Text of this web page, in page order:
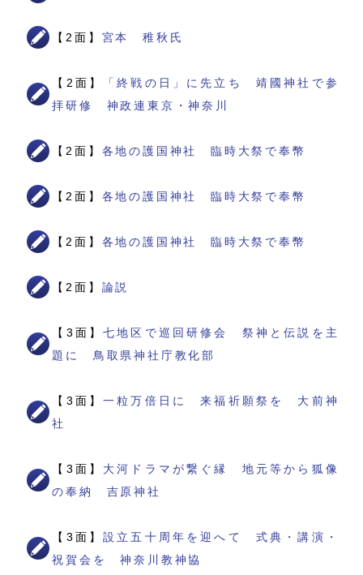
【2面】 宮本 稚秋氏
【2面】
「終戦の日」に先立ち 靖國神社で参
拝研修 神政連東京・神奈川
【2面】 各地の護国神社 臨時大祭で奉幣
【2面】 各地の護国神社 臨時大祭で奉幣
【2面】 各地の護国神社 臨時大祭で奉幣
【2面】 論説
【3面】七地区で巡回研修会 祭神と伝説を主
題に 鳥取県神社庁教化部
【3面】一粒万倍日に 来福祈願祭を 大前神
社
【3面】 大河ドラマが繋ぐ縁 地元等から狐像
の奉納 吉原神社
【3面】設立五十周年を迎へて 式典・講演・
祝賀会を 神奈川教神協